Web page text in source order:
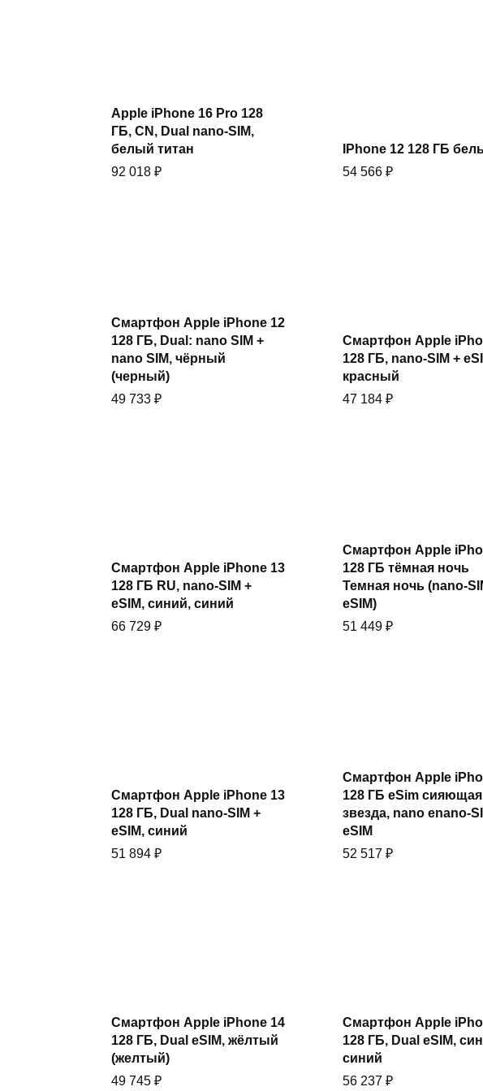
Купить
Apple iPhone 16 Pro 128
ГБ, CN, Dual nano-SIM,
белый титан
92 018 ₽
IPhone 12 128 ГБ
54 566 ₽
Купить
Смартфон Apple iPhone 12
128 ГБ, Dual: nano SIM +
nano SIM, чёрный
(черный)
49 733 ₽
Купить
Смартфон Apple
128 ГБ, nano-SIM +
красный
47 184 ₽
Купить
Смартфон Apple iPhone 13
128 ГБ RU, nano-SIM +
eSIM, синий, синий
66 729 ₽
Купить
Смартфон Apple
128 ГБ тёмная ночь
Темная ночь (nano-
eSIM)
51 449 ₽
Купить
Смартфон Apple iPhone 13
128 ГБ, Dual nano-SIM +
eSIM, синий
51 894 ₽
Купить
Смартфон Apple
128 ГБ eSim сияющая
звезда, nano еnano-
eSIM
52 517 ₽
Купить
Смартфон Apple iPhone 14
128 ГБ, Dual eSIM, жёлтый
(желтый)
49 745 ₽
Купить
Смартфон Apple
128 ГБ, Dual eSIM,
синий
56 237 ₽